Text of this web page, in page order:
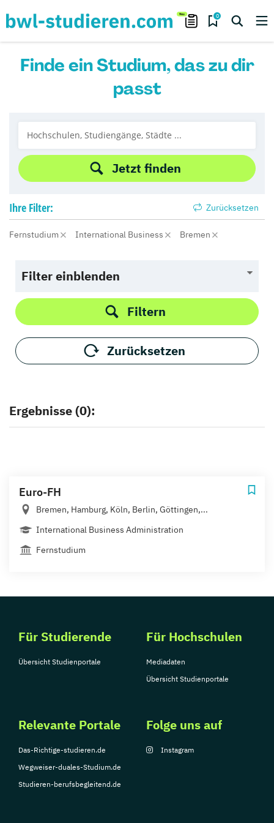
0
Finde ein Studium, das zu dir
passt
Jetzt finden
Ihre Filter: Zurücksetzen
Fernstudium International Business Bremen
Filter einblenden
Filtern
Zurücksetzen
Ergebnisse (0):
Euro-FH
Bremen, Hamburg, Köln, Berlin, Göttingen,...
International Business Administration
Fernstudium
Für Studierende
Übersicht Studienportale
Für Hochschulen
Mediadaten
Übersicht Studienportale
Relevante Portale
Das-Richtige-studieren.de
Wegweiser-duales-Studium.de
Studieren-berufsbegleitend.de
Folge uns auf
Instagram